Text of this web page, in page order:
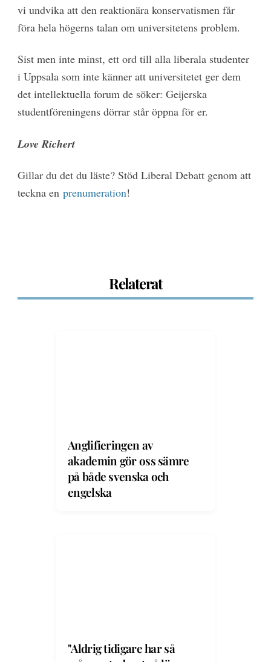
vi undvika att den reaktionära konservatismen får
föra hela högerns talan om universitetens problem.
Sist men inte minst, ett ord till alla liberala studenter
i Uppsala som inte känner att universitetet ger dem
det intellektuella forum de söker: Geijerska
studentföreningens dörrar står öppna för er.
Love Richert
Gillar du det du läste? Stöd Liberal Debatt genom att
teckna en prenumeration!
Relaterat
Anglifieringen av
akademin gör oss sämre
på både svenska och
engelska
"Aldrig tidigare har så